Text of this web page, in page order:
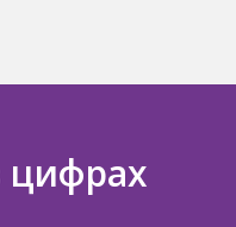
цифрах